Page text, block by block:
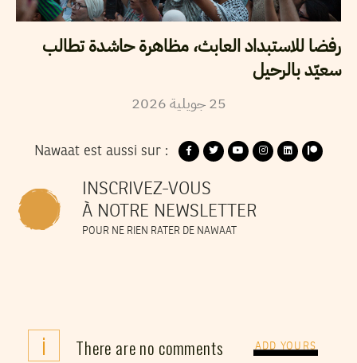
رفضا للاستبداد العابث، مظاهرة حاشدة تطالب
سعيّد بالرحيل
25 جويلية2026
Nawaat est aussi sur :
INSCRIVEZ-VOUS
À NOTRE NEWSLETTER
POUR NE RIEN RATER DE NAWAAT
i There are no comments ADD YOURS